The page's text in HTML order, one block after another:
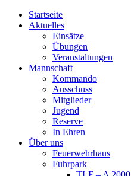
Startseite
Aktuelles
Einsätze
Übungen
Veranstaltungen
Mannschaft
Kommando
Ausschuss
Mitglieder
Jugend
Reserve
In Ehren
Über uns
Feuerwehrhaus
Fuhrpark